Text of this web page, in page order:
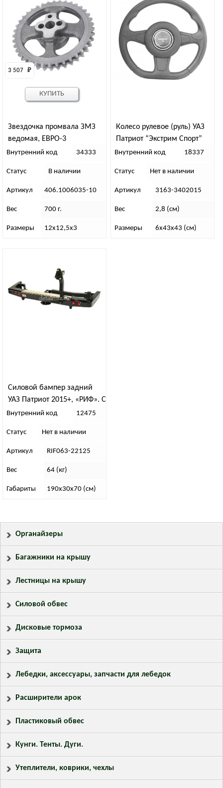
Звездочка промвала ЗМЗ
ведомая, ЕВРО-3
3 507 ₽
Внутренний код 34333
Статус В наличии
Артикул 406.1006035-10
Вес 700 г.
Размеры 12х12,5х3
КУПИТЬ
Колесо рулевое (руль) УАЗ
Патриот “Экстрим Спорт”
(до 2014)
Внутренний код 18337
Статус Нет в наличии
Артикул 3163-3402015
Вес 2,8 (см)
Размеры 6х43х43 (см)
Силовой бампер задний
УАЗ Патриот 2015+, «РИФ». С
квадратом под фаркоп,
(стандарт)
Внутренний код 12475
Статус Нет в наличии
Артикул RIF063-22125
Вес 64 (кг)
Габариты 190х30х70 (см)
Органайзеры
Багажники на крышу
Лестницы на крышу
Силовой обвес
Дисковые тормоза
Защита
Лебедки, аксессуары, запчасти для лебедок
Расширители арок
Пластиковый обвес
Кунги. Тенты. Дуги.
Утеплители, коврики, чехлы